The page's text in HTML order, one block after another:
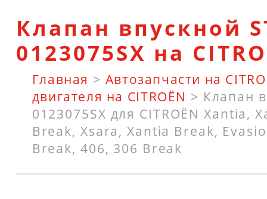
Клапан впускной
0123075SX на
Главная > Автозапчасти на
двигателя на CITROËN > Клапан
0123075SX для CITROËN Xantia,
Break, Xsara, Xantia Break,
Break, 406, 306 Break